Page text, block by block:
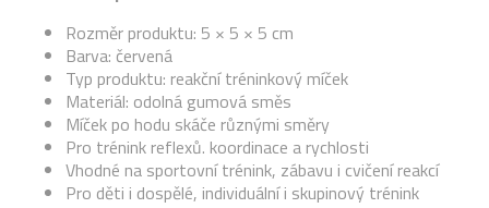
Rozměr produktu: 5 × 5 × 5 cm
Barva: červená
Typ produktu: reakční tréninkový míček
Materiál: odolná gumová směs
Míček po hodu skáče různými směry
Pro trénink reflexů. koordinace a rychlosti
Vhodné na sportovní trénink, zábavu i cvičení reakcí
Pro děti i dospělé, individuální i skupinový trénink